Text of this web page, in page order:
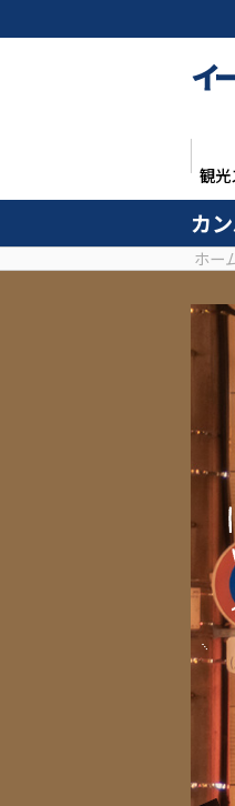
観光
カ
ホー